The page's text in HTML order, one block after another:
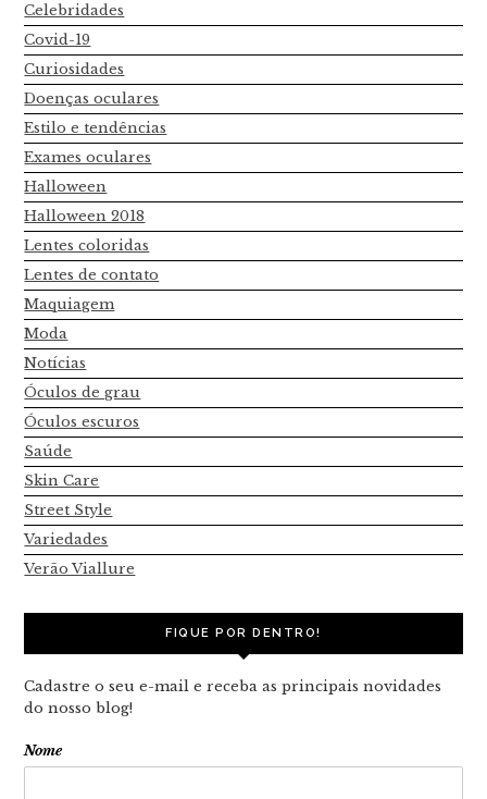
Celebridades
Covid-19
Curiosidades
Doenças oculares
Estilo e tendências
Exames oculares
Halloween
Halloween 2018
Lentes coloridas
Lentes de contato
Maquiagem
Moda
Notícias
Óculos de grau
Óculos escuros
Saúde
Skin Care
Street Style
Variedades
Verão Viallure
FIQUE POR DENTRO!
Cadastre o seu e-mail e receba as principais novidades
do nosso blog!
Nome